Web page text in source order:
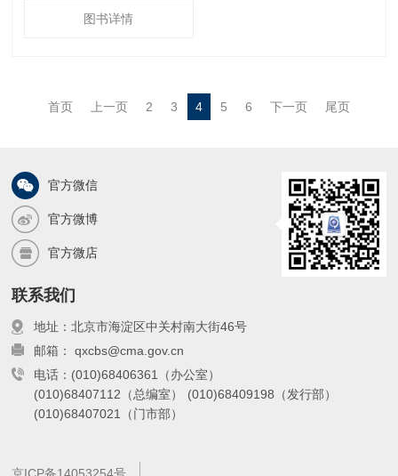
苍南县气象局编制苍南县气象防灾减灾科
普教育手册，面向小学生科普苍南本地常
图书详情
首页 上一页 2 3 4 5 6 下一页 尾页
官方微信
官方微博
官方微店
联系我们
地址：北京市海淀区中关村南大街46号
邮箱： qxcbs@cma.gov.cn
电话：(010)68406361（办公室）
(010)68407112（总编室）
(010)68409198（发行部）
(010)68407021（门市部）